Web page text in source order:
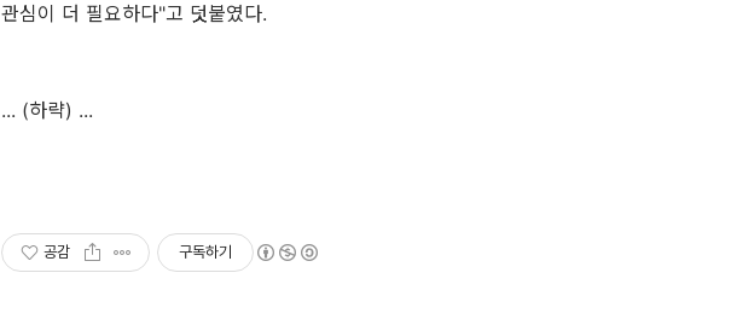
관심이 더 필요하다"고 덧붙였다.
... (하략) ...
공감 구독하기